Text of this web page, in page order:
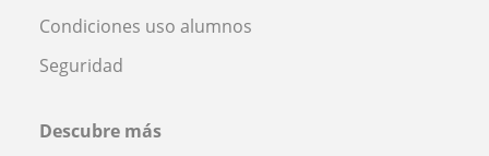
Condiciones uso alumnos
Seguridad
Descubre más